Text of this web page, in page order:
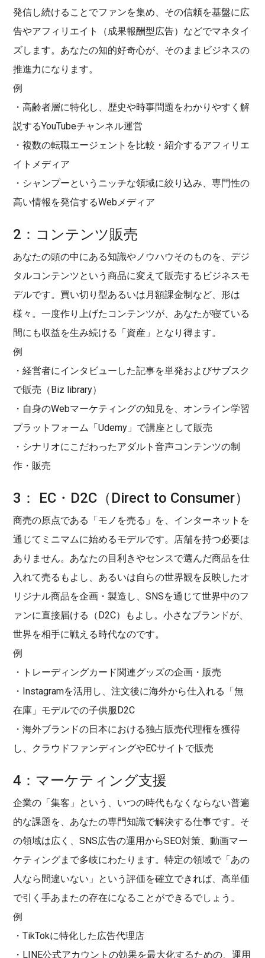
発信し続けることでファンを集め、その信頼を基盤に広
告やアフィリエイト（成果報酬型広告）などでマネタイ
ズします。あなたの知的好奇心が、そのままビジネスの
推進力になります。
例
・高齢者層に特化し、歴史や時事問題をわかりやすく解
説するYouTubeチャンネル運営
・複数の転職エージェントを比較・紹介するアフィリエ
イトメディア
・シャンプーというニッチな領域に絞り込み、専門性の
高い情報を発信するWebメディア
2：コンテンツ販売
あなたの頭の中にある知識やノウハウそのものを、デジ
タルコンテンツという商品に変えて販売するビジネスモ
デルです。買い切り型あるいは月額課金制など、形は
様々。一度作り上げたコンテンツが、あなたが寝ている
間にも収益を生み続ける「資産」となり得ます。
例
・経営者にインタビューした記事を単発およびサブスク
で販売（Biz library）
・自身のWebマーケティングの知見を、オンライン学習
プラットフォーム「Udemy」で講座として販売
・シナリオにこだわったアダルト音声コンテンツの制
作・販売
3： EC・D2C（Direct to Consumer）
商売の原点である「モノを売る」を、インターネットを
通じてミニマムに始めるモデルです。店舗を持つ必要は
ありません。あなたの目利きやセンスで選んだ商品を仕
入れて売るもよし、あるいは自らの世界観を反映したオ
リジナル商品を企画・製造し、SNSを通じて世界中のフ
ァンに直接届ける（D2C）もよし。小さなブランドが、
世界を相手に戦える時代なのです。
例
・トレーディングカード関連グッズの企画・販売
・Instagramを活用し、注文後に海外から仕入れる「無
在庫」モデルでの子供服D2C
・海外ブランドの日本における独占販売代理権を獲得
し、クラウドファンディングやECサイトで販売
4：マーケティング支援
企業の「集客」という、いつの時代もなくならない普遍
的な課題を、あなたの専門知識で解決する仕事です。そ
の領域は広く、SNS広告の運用からSEO対策、動画マー
ケティングまで多岐にわたります。特定の領域で「あの
人なら間違いない」という評価を確立できれば、高単価
で引く手あまたの存在になることができるでしょう。
例
・TikTokに特化した広告代理店
・LINE公式アカウントの効果を最大化するための、運用